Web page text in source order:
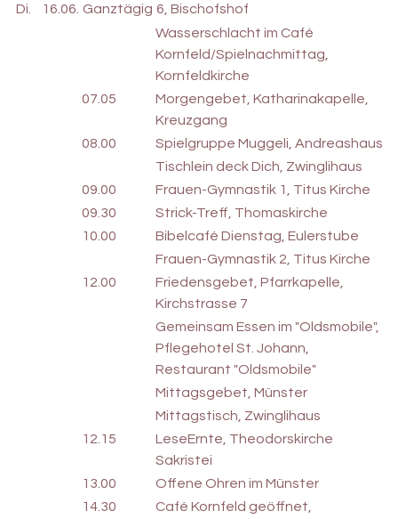
Di.
16.06. Ganztägig 6, Bischofshof
Wasserschlacht im Café
Kornfeld/Spielnachmittag,
Kornfeldkirche
07.05
Morgengebet, Katharinakapelle,
Kreuzgang
08.00
Spielgruppe Muggeli, Andreashaus
Tischlein deck Dich, Zwinglihaus
09.00
Frauen-Gymnastik 1, Titus Kirche
09.30
Strick-Treff, Thomaskirche
10.00
Bibelcafé Dienstag, Eulerstube
Frauen-Gymnastik 2, Titus Kirche
12.00
Friedensgebet, Pfarrkapelle,
Kirchstrasse 7
Gemeinsam Essen im "Oldsmobile",
Pflegehotel St. Johann,
Restaurant "Oldsmobile"
Mittagsgebet, Münster
Mittagstisch, Zwinglihaus
12.15
LeseErnte, Theodorskirche
Sakristei
13.00
Offene Ohren im Münster
14.30
Café Kornfeld geöffnet,